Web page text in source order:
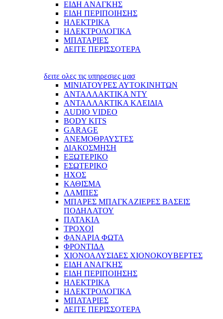
ΕΙΔΗ ΑΝΑΓΚΗΣ
ΕΙΔΗ ΠΕΡΙΠΟΙΗΣΗΣ
ΗΛΕΚΤΡΙΚΑ
ΗΛΕΚΤΡΟΛΟΓΙΚΑ
ΜΠΑΤΑΡΙΕΣ
ΔΕΙΤΕ ΠΕΡΙΣΣΟΤΕΡΑ
δειτε ολες τις υπηρεσιες μασ
ΜΙΝΙΑΤΟΥΡΕΣ ΑΥΤΟΚΙΝΗΤΩΝ
ΑΝΤΑΛΛΑΚΤΙΚΑ NTY
ΑΝΤΑΛΛΑΚΤΙΚΑ ΚΛΕΙΔΙΑ
AUDIO VIDEO
BODY KITS
GARAGE
ΑΝΕΜΟΘΡΑΥΣΤΕΣ
ΔΙΑΚΟΣΜΗΣΗ
ΕΞΩΤΕΡΙΚΟ
ΕΣΩΤΕΡΙΚΟ
ΗΧΟΣ
ΚΑΘΙΣΜΑ
ΛΑΜΠΕΣ
ΜΠΑΡΕΣ ΜΠΑΓΚΑΖΙΕΡΕΣ ΒΑΣΕΙΣ
ΠΟΔΗΛΑΤΟΥ
ΠΑΤΑΚΙΑ
ΤΡΟΧΟΙ
ΦΑΝΑΡΙΑ ΦΩΤΑ
ΦΡΟΝΤΙΔΑ
ΧΙΟΝΟΑΛΥΣΙΔΕΣ ΧΙΟΝΟΚΟΥΒΕΡΤΕΣ
ΕΙΔΗ ΑΝΑΓΚΗΣ
ΕΙΔΗ ΠΕΡΙΠΟΙΗΣΗΣ
ΗΛΕΚΤΡΙΚΑ
ΗΛΕΚΤΡΟΛΟΓΙΚΑ
ΜΠΑΤΑΡΙΕΣ
ΔΕΙΤΕ ΠΕΡΙΣΣΟΤΕΡΑ